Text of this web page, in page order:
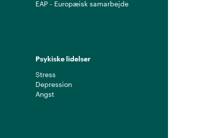
EAP - Europæisk samarbejde
Psykiske lidelser
Stress
Depression
Angst